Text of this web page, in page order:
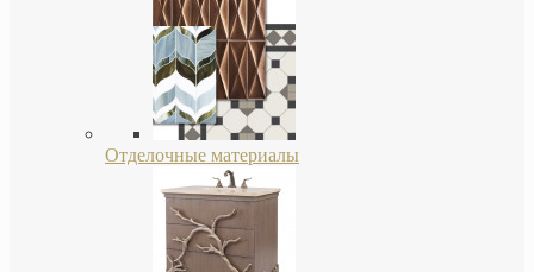
Отделочные материалы